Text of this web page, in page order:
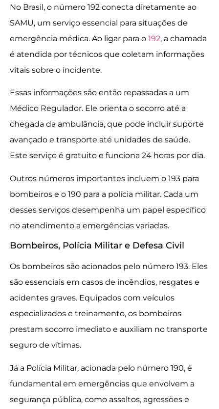
No Brasil, o número 192 conecta diretamente ao
SAMU, um serviço essencial para situações de
emergência médica. Ao ligar para o 192, a chamada
é atendida por técnicos que coletam informações
vitais sobre o incidente.
Essas informações são então repassadas a um
Médico Regulador. Ele orienta o socorro até a
chegada da ambulância, que pode incluir suporte
avançado e transporte até unidades de saúde.
Este serviço é gratuito e funciona 24 horas por dia.
Outros números importantes incluem o 193 para
bombeiros e o 190 para a polícia militar. Cada um
desses serviços desempenha um papel específico
no atendimento a emergências variadas.
Bombeiros, Polícia Militar e Defesa Civil
Os bombeiros são acionados pelo número 193. Eles
são essenciais em casos de incêndios, resgates e
acidentes graves. Equipados com veículos
especializados e treinamento, os bombeiros
prestam socorro imediato e auxiliam no transporte
seguro de vítimas.
Já a Polícia Militar, acionada pelo número 190, é
fundamental em emergências que envolvem a
segurança pública, como assaltos, agressões e